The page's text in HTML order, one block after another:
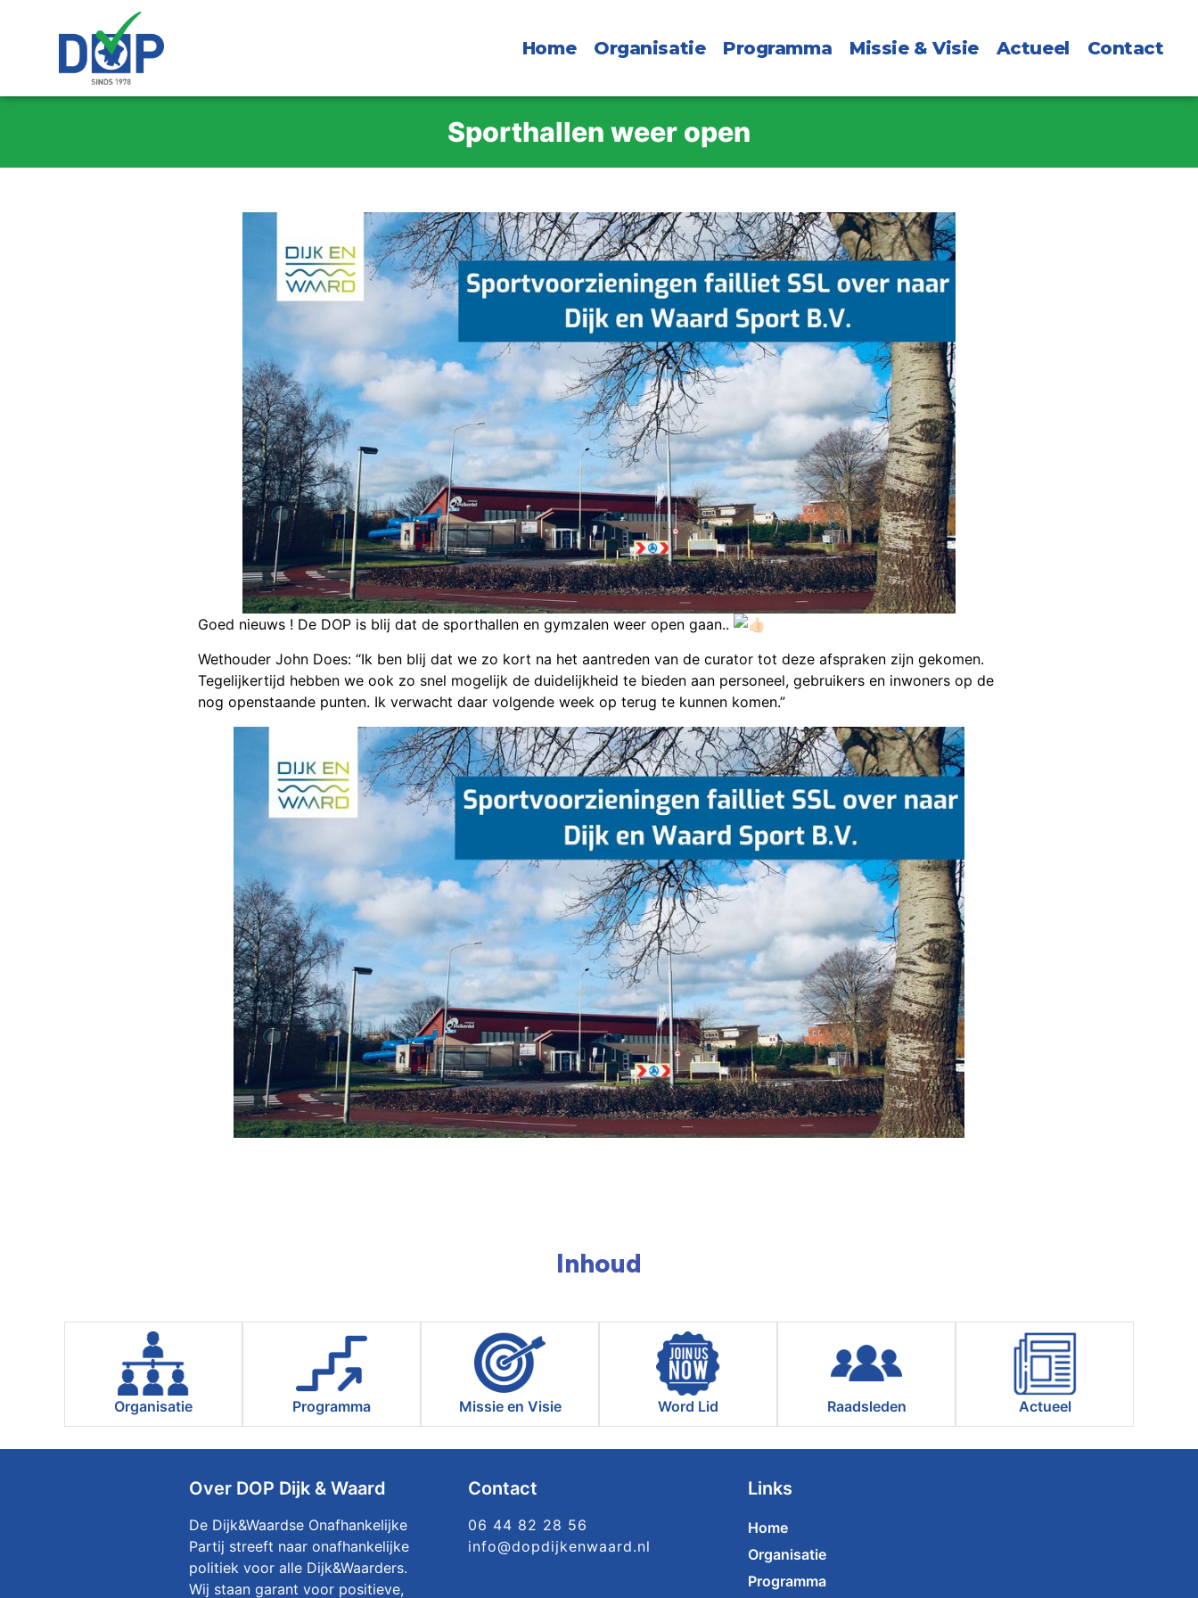
Home Organisatie Programma Missie & Visie Actueel Contact
Sporthallen weer open
Goed nieuws ! De DOP is blij dat de sporthallen en gymzalen weer open gaan..
Wethouder John Does: “Ik ben blij dat we zo kort na het aantreden van de curator tot deze afspraken zijn gekomen.
Tegelijkertijd hebben we ook zo snel mogelijk de duidelijkheid te bieden aan personeel, gebruikers en inwoners op de
nog openstaande punten. Ik verwacht daar volgende week op terug te kunnen komen.”
Inhoud
Organisatie Programma Missie en Visie Word Lid Raadsleden Actueel
Over DOP Dijk & Waard
De Dijk&Waardse Onafhankelijke
Partij streeft naar onafhankelijke
politiek voor alle Dijk&Waarders.
Wij staan garant voor positieve,
Contact
06 44 82 28 56
info@dopdijkenwaard.nl
Links
Home
Organisatie
Programma